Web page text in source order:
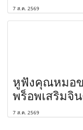
7 ส.ค. 2569
หูฟังคุณหมอข
พร็อพเสริมจิ
7 ส.ค. 2569